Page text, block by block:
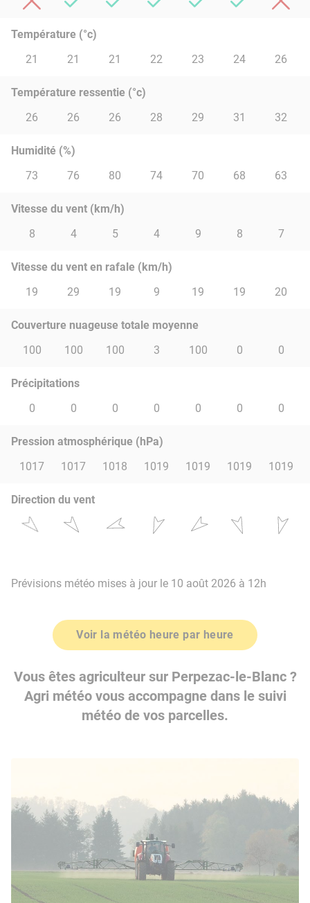
Température (°c)
21
21 21 22 23 24 26
Température ressentie (°c)
26
26 26 28 29 31 32
Humidité (%)
73
76 80 74 70 68 63
Vitesse du vent (km/h)
8
4 5 4 9 8 7
Vitesse du vent en rafale (km/h)
19
29 19 9 19 19 20
Couverture nuageuse totale moyenne
100
100 100 3 100 0 0
Précipitations
0
0 0 0 0 0 0
Pression atmosphérique (hPa)
1017
1017 1018 1019 1019 1019 1019
Direction du vent
Prévisions météo mises à jour le 10 août 2026 à 12h
Voir la météo heure par heure
Vous êtes agriculteur sur Perpezac-le-Blanc ?
Agri météo vous accompagne dans le suivi
météo de vos parcelles.